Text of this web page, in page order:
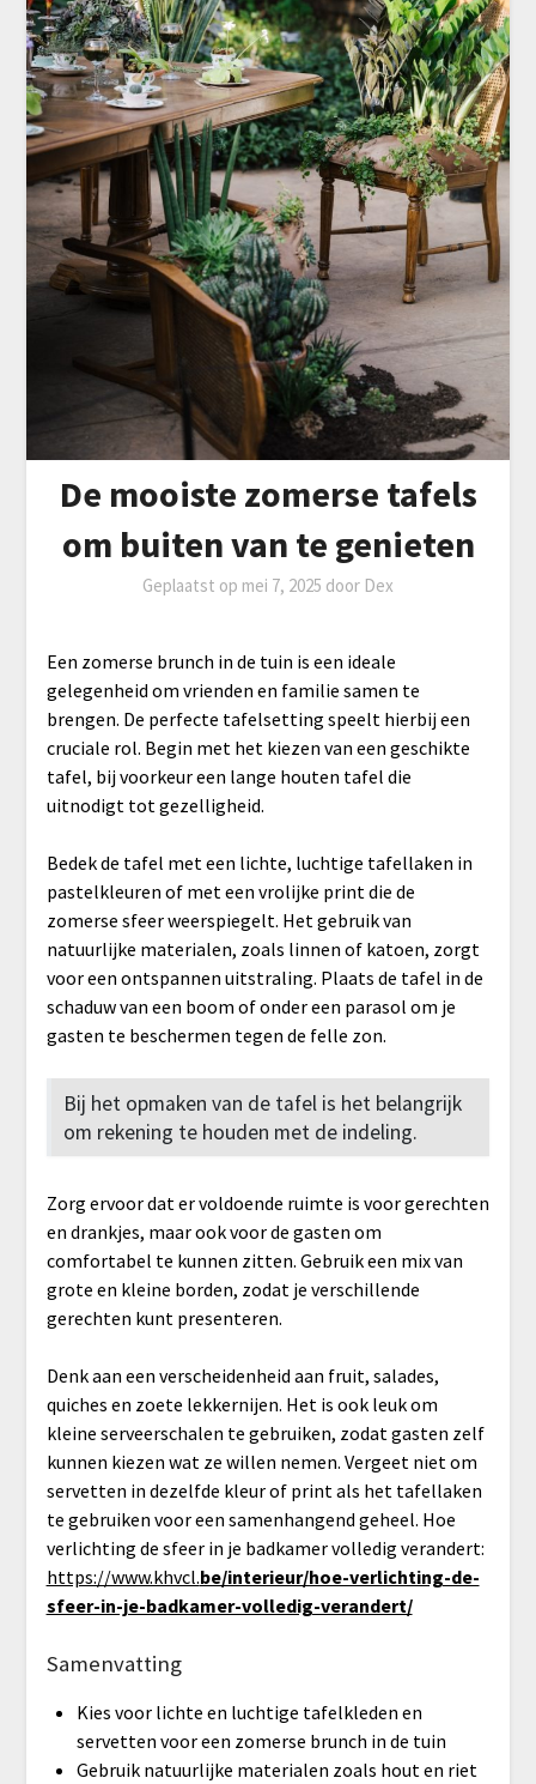
De mooiste zomerse tafels
om buiten van te genieten
Geplaatst op mei 7, 2025 door Dex
Een zomerse brunch in de tuin is een ideale
gelegenheid om vrienden en familie samen te
brengen. De perfecte tafelsetting speelt hierbij een
cruciale rol. Begin met het kiezen van een geschikte
tafel, bij voorkeur een lange houten tafel die
uitnodigt tot gezelligheid.
Bedek de tafel met een lichte, luchtige tafellaken in
pastelkleuren of met een vrolijke print die de
zomerse sfeer weerspiegelt. Het gebruik van
natuurlijke materialen, zoals linnen of katoen, zorgt
voor een ontspannen uitstraling. Plaats de tafel in de
schaduw van een boom of onder een parasol om je
gasten te beschermen tegen de felle zon.
Bij het opmaken van de tafel is het belangrijk
om rekening te houden met de indeling.
Zorg ervoor dat er voldoende ruimte is voor gerechten
en drankjes, maar ook voor de gasten om
comfortabel te kunnen zitten. Gebruik een mix van
grote en kleine borden, zodat je verschillende
gerechten kunt presenteren.
Denk aan een verscheidenheid aan fruit, salades,
quiches en zoete lekkernijen. Het is ook leuk om
kleine serveerschalen te gebruiken, zodat gasten zelf
kunnen kiezen wat ze willen nemen. Vergeet niet om
servetten in dezelfde kleur of print als het tafellaken
te gebruiken voor een samenhangend geheel. Hoe
verlichting de sfeer in je badkamer volledig verandert:
https://www.khvcl.be/interieur/hoe-verlichting-de-
sfeer-in-je-badkamer-volledig-verandert/
Samenvatting
Kies voor lichte en luchtige tafelkleden en
servetten voor een zomerse brunch in de tuin
Gebruik natuurlijke materialen zoals hout en riet